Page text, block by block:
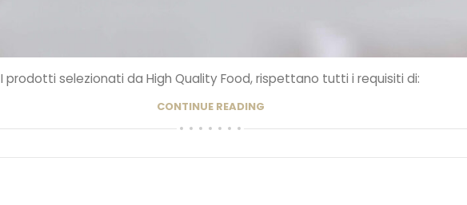
I prodotti selezionati da High Quality Food, rispettano tutti i requisiti di:
CONTINUE READING